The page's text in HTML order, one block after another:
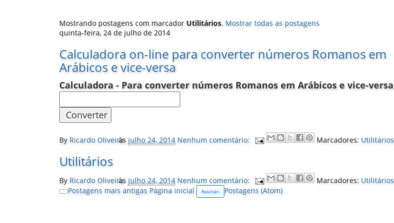
Mostrando postagens com marcador Utilitários. Mostrar todas as postagens
quinta-feira, 24 de julho de 2014
Calculadora on-line para converter números Romanos em
Arábicos e vice-versa
Calculadora - Para converter números Romanos em Arábicos e vice-versa
By Ricardo Oliveira
às julho 24, 2014 Nenhum comentário: Marcadores: Utilitários
Utilitários
By Ricardo Oliveira
às julho 24, 2014 Nenhum comentário: Marcadores: Utilitários
Postagens mais antigas Página inicial Assinar: Postagens (Atom)